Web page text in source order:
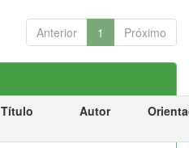
Anterior 1 Próximo
Título Autor